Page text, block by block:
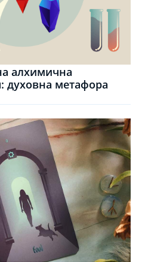
алхимична
духовна метафора